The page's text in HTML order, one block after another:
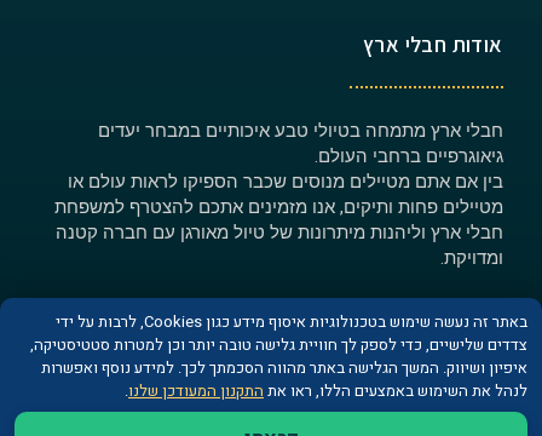
אודות חבלי ארץ
חבלי ארץ מתמחה בטיולי טבע איכותיים במבחר יעדים
גיאוגרפיים ברחבי העולם.
בין אם אתם מטיילים מנוסים שכבר הספיקו לראות עולם או
מטיילים פחות ותיקים, אנו מזמינים אתכם להצטרף למשפחת
חבלי ארץ וליהנות מיתרונות של טיול מאורגן עם חברה קטנה
ומדויקת.
© כל הזכויות שמורות לחברת חבלי ארץ
באתר זה נעשה שימוש בטכנולוגיות איסוף מידע כגון Cookies, לרבות על ידי
צדדים שלישיים, כדי לספק לך חוויית גלישה טובה יותר וכן למטרות סטטיסטיקה,
איפיון ושיווק. המשך הגלישה באתר מהווה הסכמתך לכך. למידע נוסף ואפשרות
לנהל את השימוש באמצעים הללו, ראו את התקנון המעודכן שלנו.